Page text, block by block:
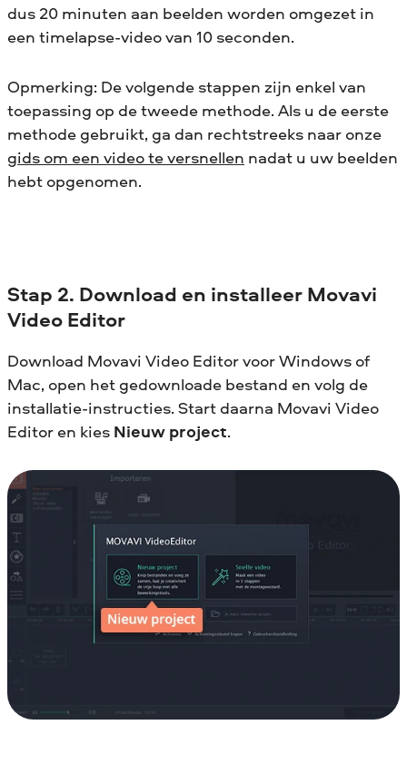
dus 20 minuten aan beelden worden omgezet in
een timelapse-video van 10 seconden.
Opmerking: De volgende stappen zijn enkel van
toepassing op de tweede methode. Als u de eerste
methode gebruikt, ga dan rechtstreeks naar onze
gids om een video te versnellen nadat u uw beelden
hebt opgenomen.
Stap 2. Download en installeer Movavi
Video Editor
Download Movavi Video Editor voor Windows of
Mac, open het gedownloade bestand en volg de
installatie-instructies. Start daarna Movavi Video
Editor en kies Nieuw project.